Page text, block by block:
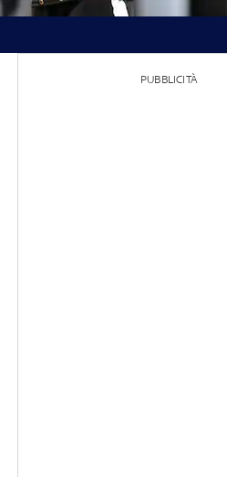
PUBBLICITÀ